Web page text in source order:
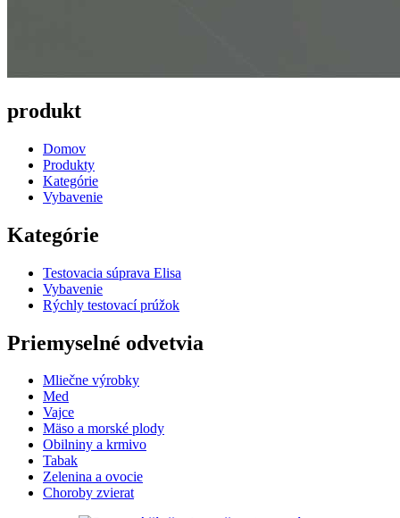
produkt
Domov
Produkty
Kategórie
Vybavenie
Kategórie
Testovacia súprava Elisa
Vybavenie
Rýchly testovací prúžok
Priemyselné odvetvia
Mliečne výrobky
Med
Vajce
Mäso a morské plody
Obilniny a krmivo
Tabak
Zelenina a ovocie
Choroby zvierat